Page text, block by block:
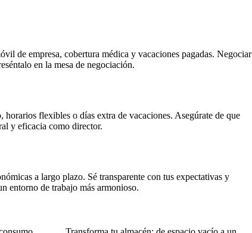
de empresa, cobertura médica y vacaciones pagadas. Negociar
en la mesa de negociación.
flexibles o días extra de vacaciones. Asegúrate de que
y eficacia como director.
a largo plazo. Sé transparente con tus expectativas y
entorno de trabajo más armonioso.